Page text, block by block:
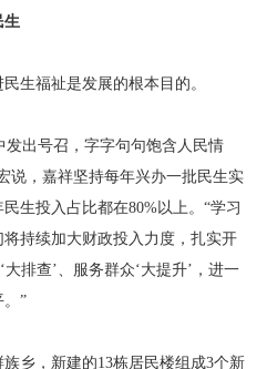
生
福祉是发展的根本目的。
出号召，字字句句饱含人民情
说，嘉祥坚持每年兴办一批民生实
生投入占比都在80%以上。“学习
持续加大财政投入力度，扎实开
排查’、服务群众‘大提升’，进一
”
，新建的13栋居民楼组成3个新